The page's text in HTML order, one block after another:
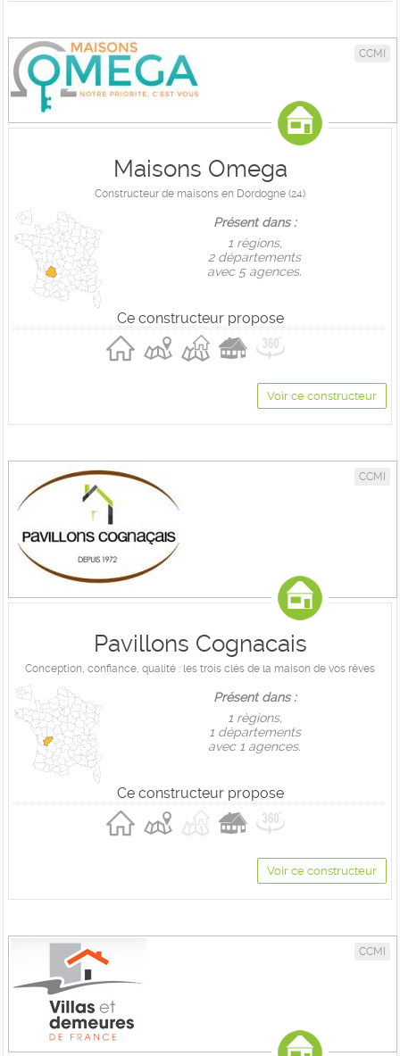
CCMI
Maisons Omega
Constructeur de maisons en Dordogne (24)
Présent dans :
1 règions,
2 départements
avec 5 agences.
Ce constructeur propose
Voir ce constructeur
CCMI
Pavillons Cognacais
Conception, confiance, qualité : les trois clés de la maison de vos rêves
Présent dans :
1 règions,
1 départements
avec 1 agences.
Ce constructeur propose
Voir ce constructeur
CCMI